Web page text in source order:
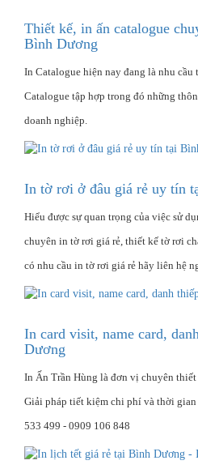
Thiết kế, in ấn catalogue
Bình Dương
In Catalogue hiện nay đang là nhu
Catalogue tập hợp trong đó những
doanh nghiệp.
In tờ rơi ở đâu giá rẻ uy tín
Hiểu được sự quan trọng của việc sử
chuyên in tờ rơi giá rẻ, thiết kế tờ rơi
có nhu cầu in tờ rơi giá rẻ hãy liên hệ
In card visit, name card,
Dương
In Ấn Trần Hùng là đơn vị chuyên
Giải pháp tiết kiệm chi phí và thời
533 499 - 0909 106 848